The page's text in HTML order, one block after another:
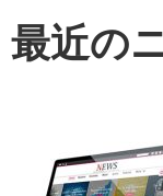
最近の